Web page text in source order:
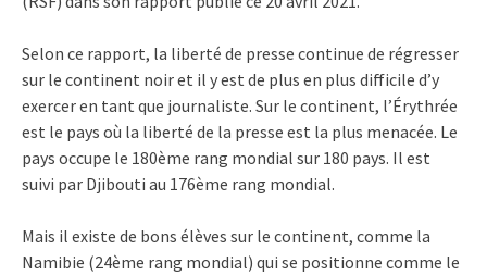
Selon ce rapport, la liberté de presse continue de régresser
sur le continent noir et il y est de plus en plus difficile d’y
exercer en tant que journaliste. Sur le continent, l’Érythrée
est le pays où la liberté de la presse est la plus menacée. Le
pays occupe le 180ème rang mondial sur 180 pays. Il est
suivi par Djibouti au 176ème rang mondial.
Mais il existe de bons élèves sur le continent, comme la
Namibie (24ème rang mondial) qui se positionne comme le